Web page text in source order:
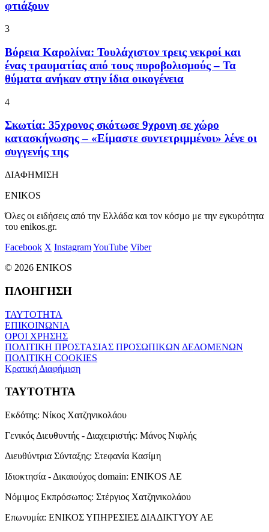
φτιάξουν
3
Βόρεια Καρολίνα: Τουλάχιστον τρεις νεκροί και
ένας τραυματίας από τους πυροβολισμούς – Τα
θύματα ανήκαν στην ίδια οικογένεια
4
Σκωτία: 35χρονος σκότωσε 9χρονη σε χώρο
κατασκήνωσης – «Είμαστε συντετριμμένοι» λένε οι
συγγενής της
ΔΙΑΦΗΜΙΣΗ
ENIKOS
Όλες οι ειδήσεις από την Ελλάδα και τον κόσμο με την εγκυρότητα
του enikos.gr.
Facebook X InstagramYouTube Viber
© 2026 ENIKOS
ΠΛΟΗΓΗΣΗ
ΤΑΥΤΟΤΗΤΑ
ΕΠΙΚΟΙΝΩΝΙΑ
ΟΡΟΙ ΧΡΗΣΗΣ
ΠΟΛΙΤΙΚΗ ΠΡΟΣΤΑΣΙΑΣ ΠΡΟΣΩΠΙΚΩΝ ΔΕΔΟΜΕΝΩΝ
ΠΟΛΙΤΙΚΗ COOKIES
Κρατική Διαφήμιση
ΤΑΥΤΟΤΗΤΑ
Εκδότης: Νίκος Χατζηνικολάου
Γενικός Διευθυντής - Διαχειριστής: Μάνος Νιφλής
Διευθύντρια Σύνταξης: Στεφανία Κασίμη
Ιδιοκτησία - Δικαιούχος domain: ENIKOS AE
Νόμιμος Εκπρόσωπος: Στέργιος Χατζηνικολάου
Επωνυμία: ΕΝΙΚΟΣ ΥΠΗΡΕΣΙΕΣ ΔΙΑΔΙΚΤΥΟΥ ΑΕ